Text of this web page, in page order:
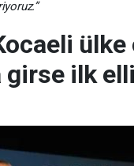
ülke
girse ilk